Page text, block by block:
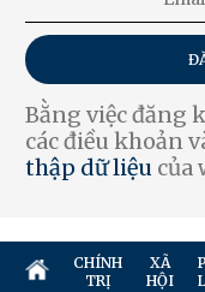
Bằng việc đăng
các điều khoản
thập dữ liệu của
CHÍNH
TRỊ
XÃ
HỘI